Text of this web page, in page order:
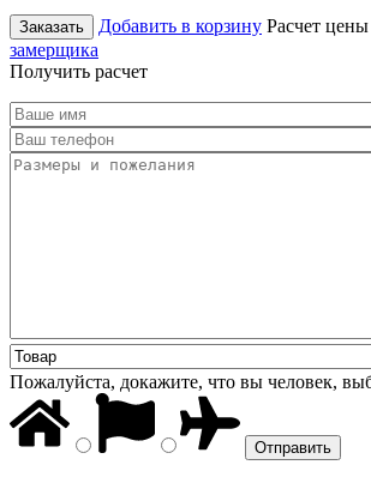
Заказать Добавить в корзину Расчет цены
замерщика
Получить расчет
Пожалуйста, докажите, что вы человек,